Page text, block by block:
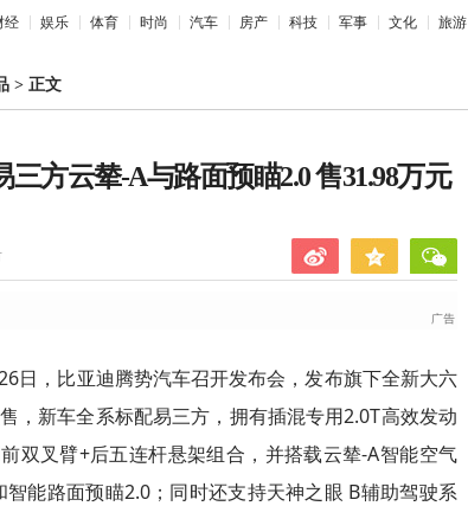
经 娱乐 体育 时尚 汽车 房产 科技 军事 文化 旅游
> 正文
方云辇-A与路面预瞄2.0 售31.98万元
日，比亚迪腾势汽车召开发布会，发布旗下全新大六
新车全系标配易三方，拥有插混专用2.0T高效发动
双叉臂+后五连杆悬架组合，并搭载云辇-A智能空气
能路面预瞄2.0；同时还支持天神之眼 B辅助驾驶系